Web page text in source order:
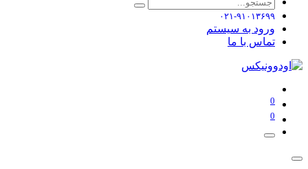
۰۲۱-۹۱۰۱۳۶۹۹
ورود به سیستم
تماس با ما
0
0